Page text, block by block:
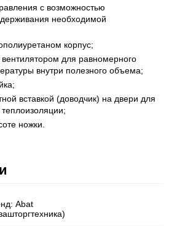
с возможностью
необходимой
корпус;
вентилятором для равномерного
внутри полезного объема;
вставкой (доводчик) на двери для
ножки.
Abat